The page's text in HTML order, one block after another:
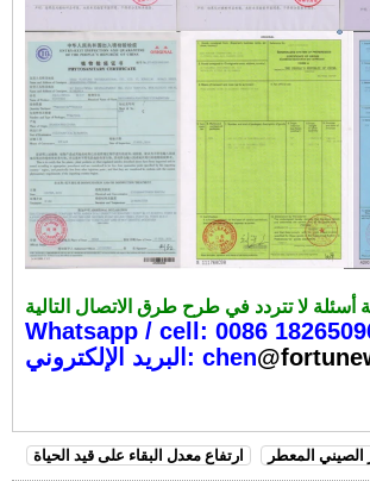
Whatsapp / cell: 0086
البريد الإلكتروني: chen
الصيني المعطر ارتفاع معدل البقاء على قيد الحياة